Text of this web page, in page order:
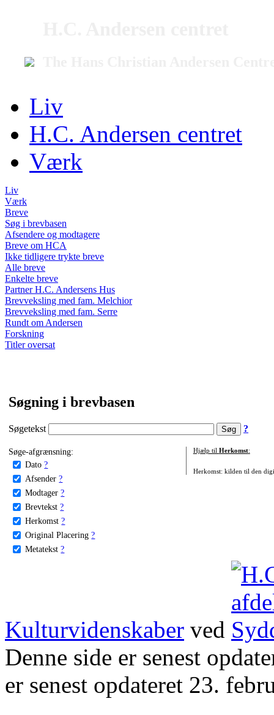
Liv
H.C. Andersen centret
Værk
Liv
Værk
Breve
Søg i brevbasen
Afsendere og modtagere
Breve om HCA
Ikke tidligere trykte breve
Alle breve
Enkelte breve
Partner H.C. Andersens Hus
Brevveksling med fam. Melchior
Brevveksling med fam. Serre
Rundt om Andersen
Forskning
Titler oversat
Søgning i brevbasen
Søgetekst ?
Søge-afgrænsning:
Dato ?
Afsender ?
Modtager ?
Brevtekst ?
Herkomst ?
Original Placering ?
Metatekst ?
Hjælp til Herkomst:
Herkomst: kilden til den
Kulturvidenskaber ved
Denne side er senest
er senest opdateret 23.